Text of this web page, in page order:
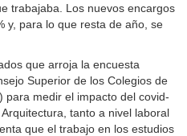
trabajaba. Los nuevos encargos
y, para lo que resta de año, se
que arroja la encuesta
Superior de los Colegios de
para medir el impacto del covid-
tanto a nivel laboral
que el trabajo en los estudios